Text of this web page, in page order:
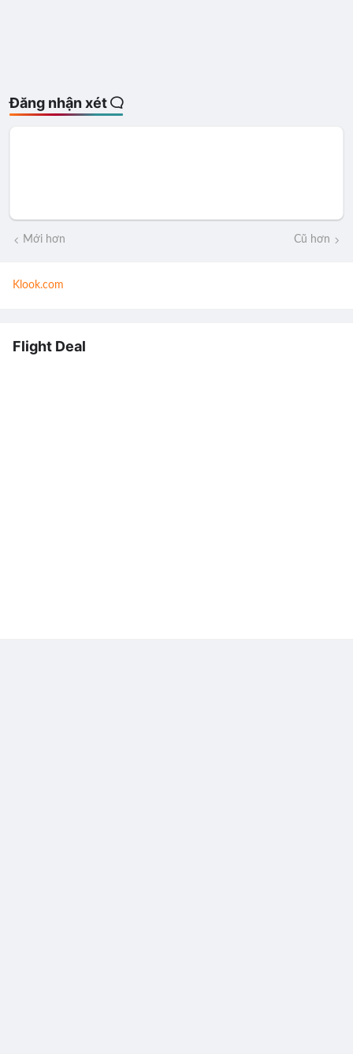
Đăng nhận xét
Mới hơn Cũ hơn
Klook.com
Flight Deal